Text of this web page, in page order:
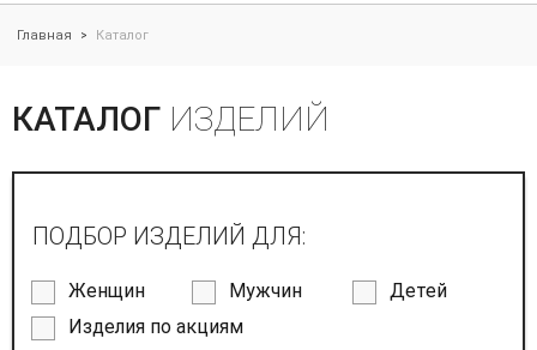
Главная > Каталог
КАТАЛОГ ИЗДЕЛИЙ
ПОДБОР ИЗДЕЛИЙ ДЛЯ:
Женщин Мужчин
Детей
Изделия по акциям